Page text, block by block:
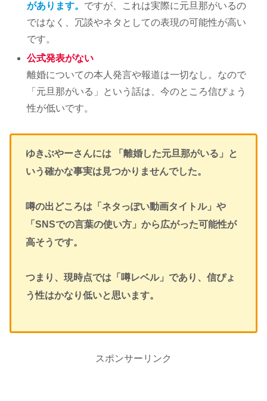
があります。 ですが、これは実際に元旦那がいるの
ではなく、冗談やネタとしての表現の可能性が高い
です。
公式発表がない
離婚についての本人発言や報道は一切なし。なので
「元旦那がいる」という話は、今のところ信ぴょう
性が低いです。
ゆきぶやーさんには 「離婚した元旦那がいる」と
いう確かな事実は見つかりませんでした。
噂の出どころは「ネタっぽい動画タイトル」や
「SNSでの言葉の使い方」から広がった可能性が
高そうです。
つまり、現時点では「噂レベル」であり、信ぴょ
う性はかなり低いと思います。
スポンサーリンク